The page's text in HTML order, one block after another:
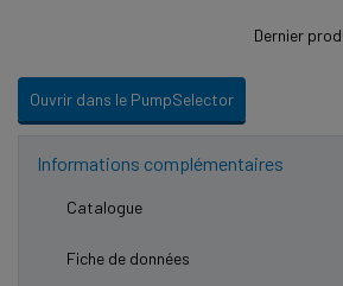
Dernier
Ouvrir dans le PumpSelector
Informations complémentaires
Catalogue
Fiche de données